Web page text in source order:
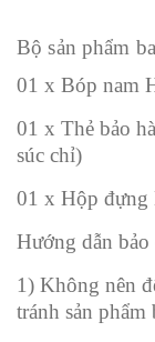
Bộ sản phẩm
01 x Bóp nam
01 x Thẻ bảo
súc chỉ)
01 x Hộp đựng
Hướng dẫn bảo
1) Không nên
tránh sản